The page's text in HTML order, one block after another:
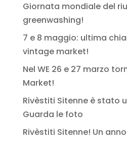
Giornata mondiale del
greenwashing!
7 e 8 maggio: ultima
vintage market!
Nel WE 26 e 27 marzo
Market!
Rivèstiti Sitenne è stato
Guarda le foto
Rivèstiti Sitenne! Un